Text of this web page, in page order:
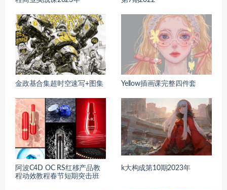
金政基合集超时空速写+图集 Yellow插画课完整四件套
阿波C4D OC RS红移产品教
程动效教程春节短期突击班
k大构成第10期2023年